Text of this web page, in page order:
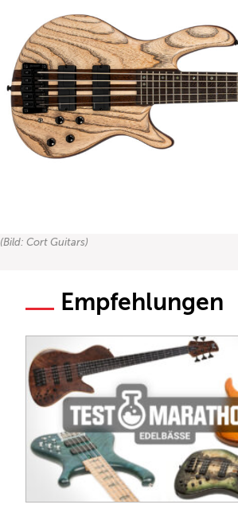
(Bild: Cort Guitars)
Empfehlungen